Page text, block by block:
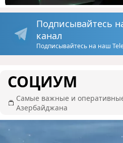
Подписывайтесь
канал
Подписывайтесь на наш
СОЦИУМ
Самые важные и
Азербайджана